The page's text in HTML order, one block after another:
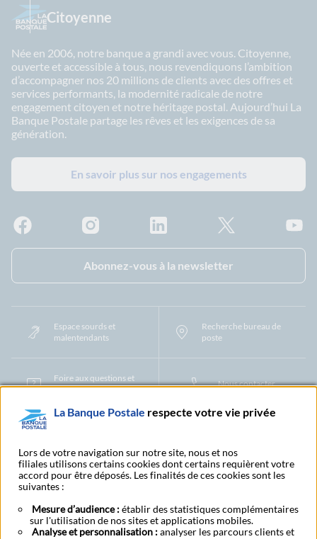
Citoyenne
Née en 2006, notre banque a grandi avec vous. Citoyenne,
ouverte et accessible à tous, nous revendiquons l’ambition
d’accompagner nos 20 millions de clients avec des offres et
services performants, la modernité radicale de notre
engagement citoyen et notre héritage postal. Aujourd’hui La
Banque Postale partage les rêves et les exigences de sa
génération.
En savoir plus sur nos engagements
Abonnez-vous à la newsletter
Espace sourds et
malentendants
Recherche bureau de
poste
Foire aux questions et
centre d'aide
Nous contacter
Protection des Données à Caractère PersonnelFiliales et partenaires
CookiesGestion des cookiesActualiser vos informations
Contestation et réclamation Coordonnées Centres Financiers
Alertes fraudes et points de vigilance Actualités réglementaires CGU
Aide navigateur et systèmes d'exploitation
Vider le cache de votre navigateurLexique Aide et accessibilité
La Banque Postale respecte votre vie privée
Lors de votre navigation sur notre site, nous et nos
filiales utilisons certains cookies dont certains requièrent votre
accord pour être déposés. Les finalités de ces cookies sont les
suivantes :
Mesure d’audience :établir des statistiques complémentaires
sur l'utilisation de nos sites et applications mobiles.
Analyse et personnalisation :analyser les parcours clients et